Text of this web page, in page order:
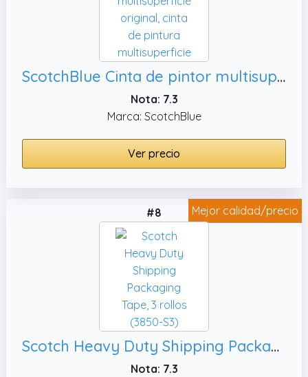
ScotchBlue Cinta de pintor multisuperficie original, cinta de pintura multisuperficie
Nota: 7.3
Marca: ScotchBlue
Ver precio
Mejor calidad/precio
#8
Scotch Heavy Duty Shipping Packaging Tape, 3 rollos (3850-S3)
Nota: 7.3